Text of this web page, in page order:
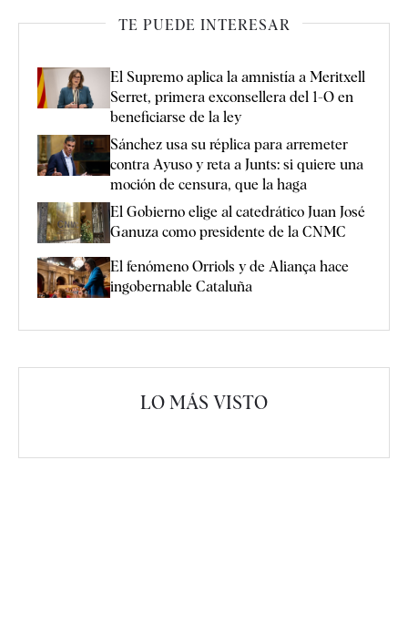
TE PUEDE INTERESAR
El Supremo aplica la amnistía a Meritxell
Serret, primera exconsellera del 1-O en
beneficiarse de la ley
Sánchez usa su réplica para arremeter
contra Ayuso y reta a Junts: si quiere una
moción de censura, que la haga
El Gobierno elige al catedrático Juan José
Ganuza como presidente de la CNMC
El fenómeno Orriols y de Aliança hace
ingobernable Cataluña
LO MÁS VISTO